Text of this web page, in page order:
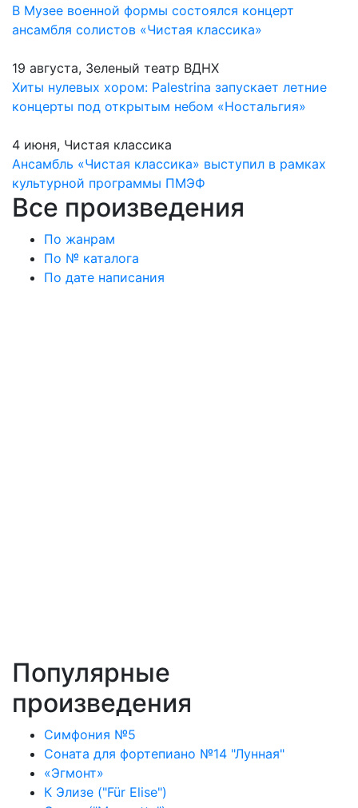
В Музее военной формы состоялся концерт
ансамбля солистов «Чистая классика»
19 августа, Зеленый театр ВДНХ
Хиты нулевых хором: Palestrina запускает летние
концерты под открытым небом «Ностальгия»
4 июня, Чистая классика
Ансамбль «Чистая классика» выступил в рамках
культурной программы ПМЭФ
Все произведения
По жанрам
По № каталога
По дате написания
Популярные
произведения
Симфония №5
Соната для фортепиано №14 "Лунная"
«Эгмонт»
К Элизе ("Für Elise")